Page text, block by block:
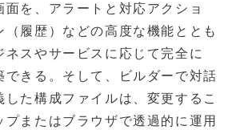
面を、アラートと対応アクショ
（履歴）などの高度な機能ととも
ネスやサービスに応じて完全に
できる。そして、ビルダーで対話
した構成ファイルは、変更するこ
プまたはブラウザで透過的に運用